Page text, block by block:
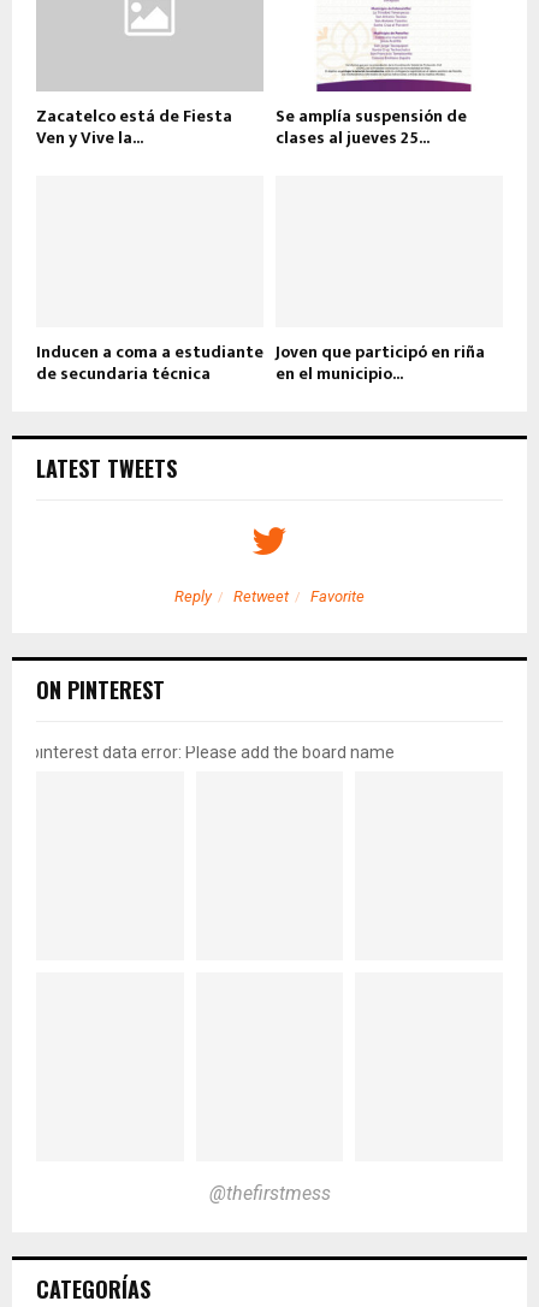
Zacatelco está de Fiesta
Ven y Vive la...
Se amplía suspensión de
clases al jueves 25...
Inducen a coma a estudiante
de secundaria técnica
Joven que participó en riña
en el municipio...
LATEST TWEETS
Reply Retweet Favorite
ON PINTEREST
pinterest data error: Please add the board name
@thefirstmess
CATEGORÍAS